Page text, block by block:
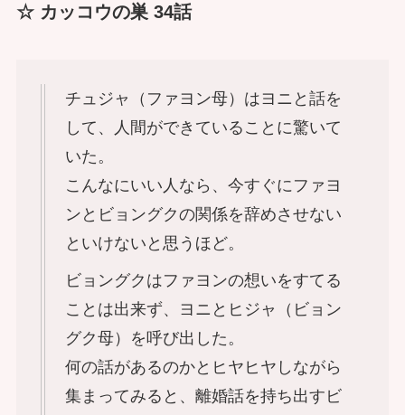
☆ カッコウの巣 34話
チュジャ（ファヨン母）はヨニと話を
して、人間ができていることに驚いて
いた。
こんなにいい人なら、今すぐにファヨ
ンとビョングクの関係を辞めさせない
といけないと思うほど。
ビョングクはファヨンの想いをすてる
ことは出来ず、ヨニとヒジャ（ビョン
グク母）を呼び出した。
何の話があるのかとヒヤヒヤしながら
集まってみると、離婚話を持ち出すビ